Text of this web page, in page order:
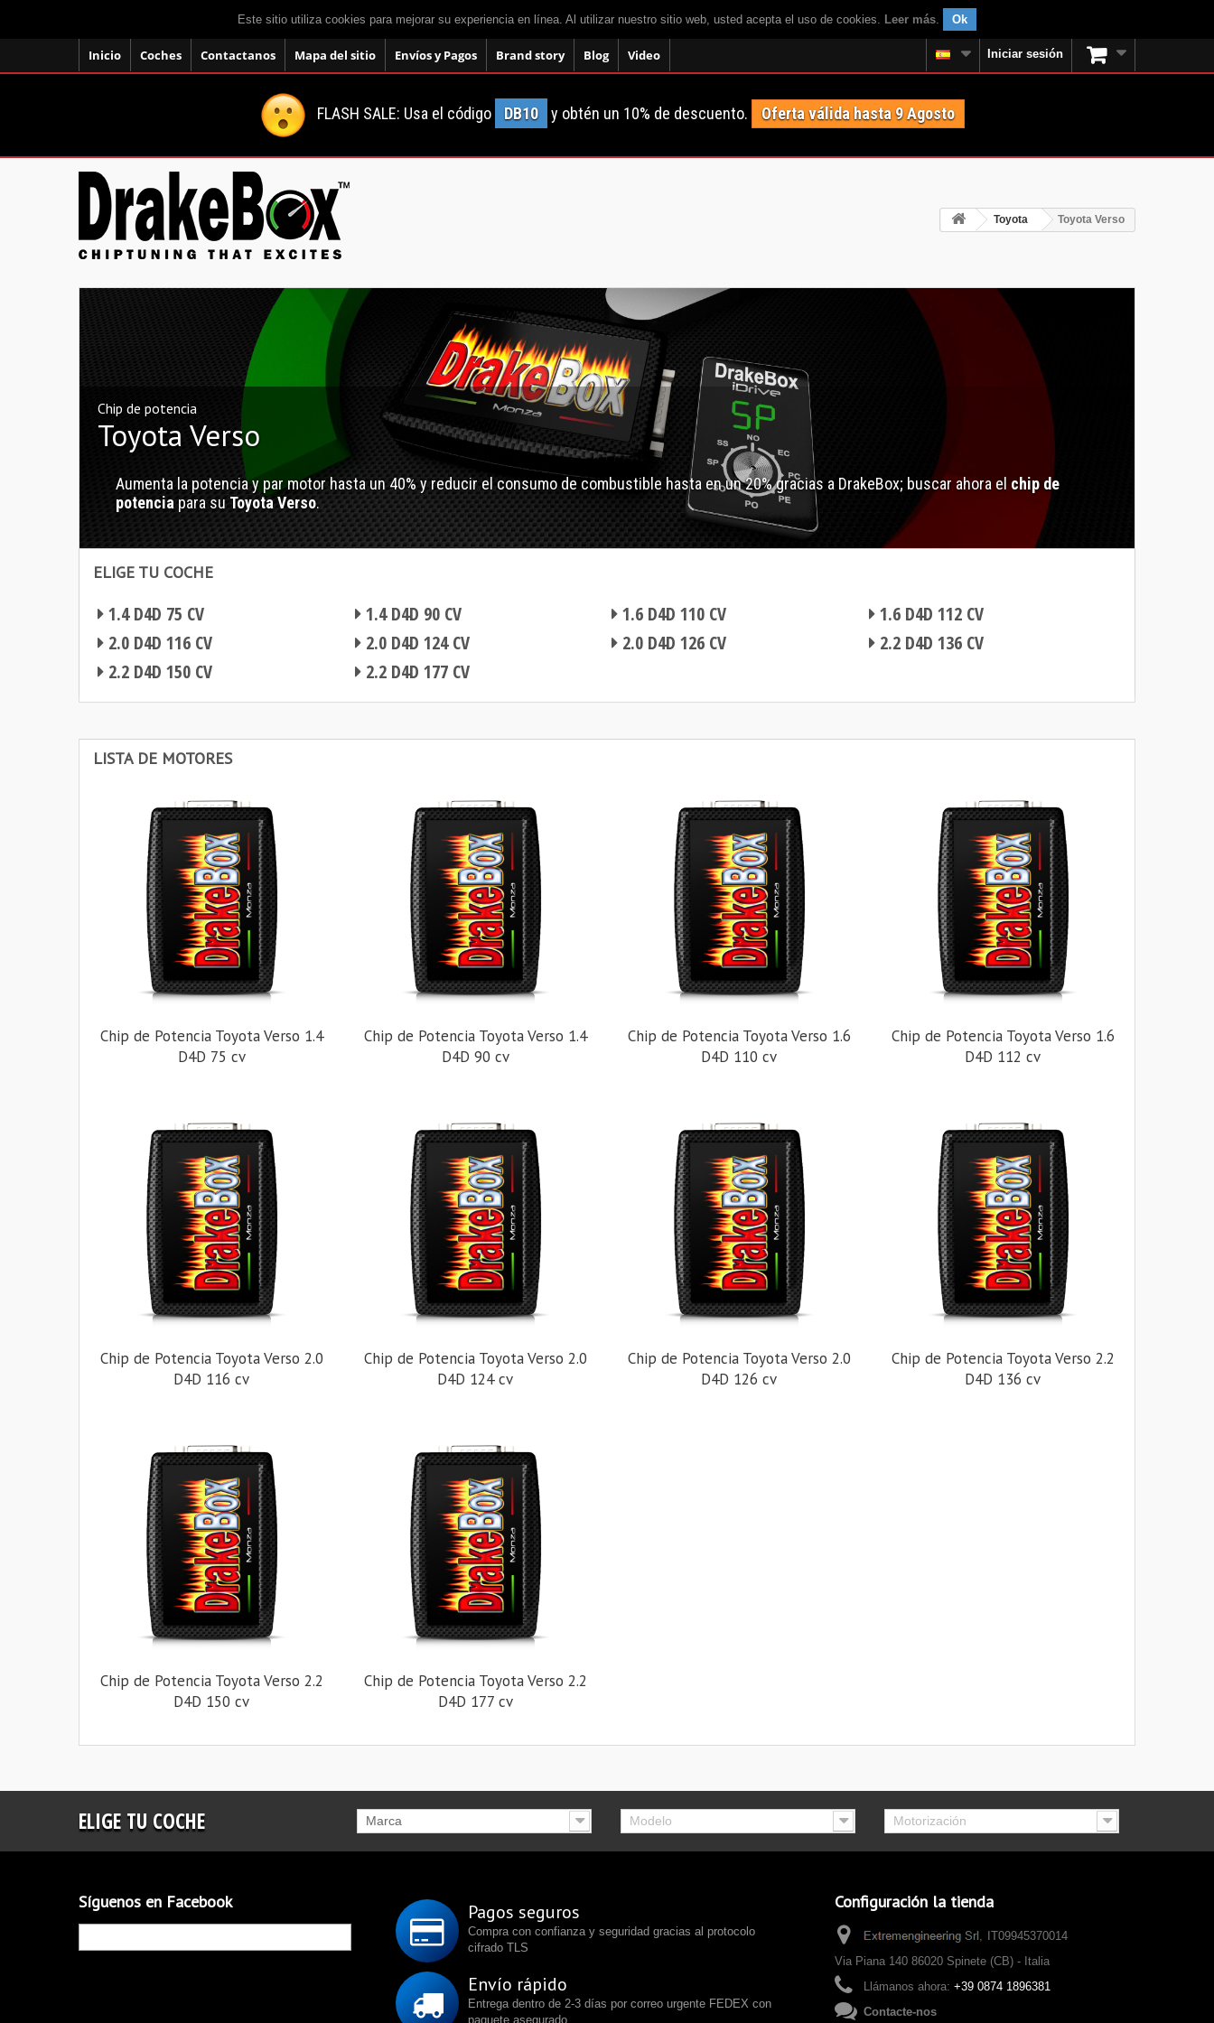
Este sitio utiliza cookies para mejorar su experiencia en línea. Al utilizar nuestro sitio web, usted acepta el uso de cookies. Leer más. Ok
Inicio Coches Contactanos Mapa del sitio Envíos y Pagos Brand story Blog Video Iniciar sesión
FLASH SALE: Usa el código DB10 y obtén un 10% de descuento. Oferta válida hasta 9 Agosto
Toyota Toyota Verso
Chip de potencia
Toyota Verso
Aumenta la potencia y par motor hasta un 40% y reducir el consumo de combustible hasta en un 20% gracias a DrakeBox; buscar ahora el chip de
potencia para su Toyota Verso.
ELIGE TU COCHE
1.4 D4D 75 CV 1.4 D4D 90 CV 1.6 D4D 110 CV
1.6 D4D 112 CV
2.0 D4D 116 CV
2.0 D4D 124 CV 2.0 D4D 126 CV
2.2 D4D 136 CV
2.2 D4D 150 CV
2.2 D4D 177 CV
LISTA DE MOTORES
Chip de Potencia Toyota Verso 1.4
D4D 75 cv
Chip de Potencia Toyota Verso 1.4
D4D 90 cv
Chip de Potencia Toyota Verso 1.6
D4D 110 cv
Chip de Potencia Toyota Verso 1.6
D4D 112 cv
Chip de Potencia Toyota Verso 2.0
D4D 116 cv
Chip de Potencia Toyota Verso 2.0
D4D 124 cv
Chip de Potencia Toyota Verso 2.0
D4D 126 cv
Chip de Potencia Toyota Verso 2.2
D4D 136 cv
Chip de Potencia Toyota Verso 2.2
D4D 150 cv
Chip de Potencia Toyota Verso 2.2
D4D 177 cv
ELIGE TU COCHE Marca Modelo Motorización
Síguenos en Facebook Pagos seguros
Compra con confianza y seguridad gracias al protocolo
cifrado TLS
Envío rápido
Entrega dentro de 2-3 días por correo urgente FEDEX con
paquete asegurado
Configuración la tienda
IT09945370014
Via Piana 140 86020 Spinete (CB) - Italia
Llámanos ahora: +39 0874 1896381
Contacte-nos